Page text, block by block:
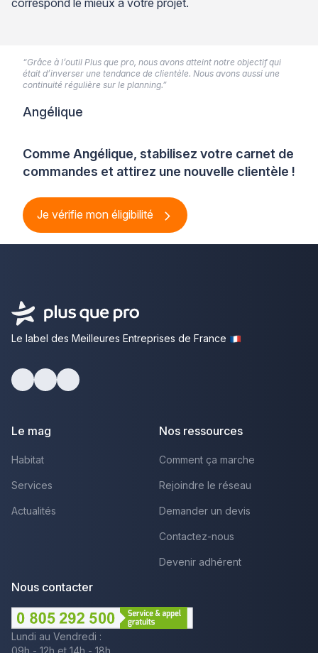
correspond le mieux à votre projet.
Comme Angélique, stabilisez votre carnet de
commandes et attirez une nouvelle clientèle !
Je vérifie mon éligibilité
“Grâce à l’outil Plus que pro, nous avons atteint notre objectif qui
était d’inverser une tendance de clientèle. Nous avons aussi une
continuité régulière sur le planning.”
Angélique
Le label des Meilleures Entreprises de France
Le mag
Habitat
Services
Actualités
Nos ressources
Comment ça marche
Rejoindre le réseau
Demander un devis
Contactez-nous
Devenir adhérent
Nous contacter
Lundi au Vendredi :